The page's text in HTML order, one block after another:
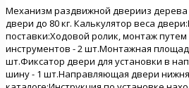
Механизм раздвижной дверииз дерева
двери до 80 кг. Калькулятор веса
поставки:Ходовой ролик, монтаж
инструментов - 2 шт.Монтажная
шт.Фиксатор двери для установки в
шину - 1 шт.Направляющая двери